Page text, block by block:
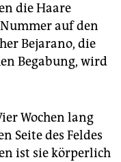
die Haare
auf den
Bejarano, die
Begabung, wird
Wochen lang
Seite des Feldes
ist sie körperlich